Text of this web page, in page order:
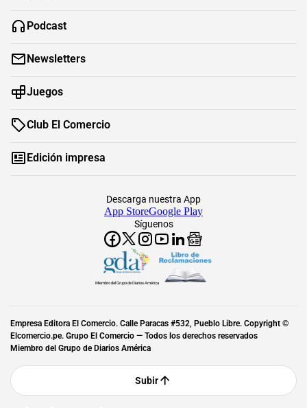
Podcast
Newsletters
Juegos
Club El Comercio
Edición impresa
Síguenos
Descarga nuestra App
App StoreGoogle Play
Miembro del Grupo de Diarios América
Empresa Editora El Comercio. Calle Paracas #532, Pueblo Libre. Copyright ©
Elcomercio.pe. Grupo El Comercio — Todos los derechos reservados
Miembro del Grupo de Diarios América
Subir